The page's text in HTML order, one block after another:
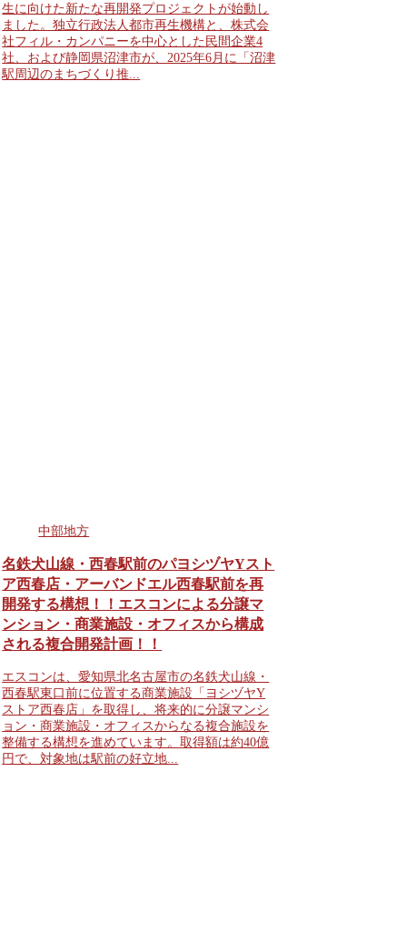
生に向けた新たな再開発プロジェクトが始動し
ました。独立行政法人都市再生機構と、株式会
社フィル・カンパニーを中心とした民間企業4
社、および静岡県沼津市が、2025年6月に「沼津
駅周辺のまちづくり推...
中部地方
名鉄犬山線・西春駅前のパヨシヅヤYスト
ア西春店・アーバンドエル西春駅前を再
開発する構想！！エスコンによる分譲マ
ンション・商業施設・オフィスから構成
される複合開発計画！！
エスコンは、愛知県北名古屋市の名鉄犬山線・
西春駅東口前に位置する商業施設「ヨシヅヤY
ストア西春店」を取得し、将来的に分譲マンシ
ョン・商業施設・オフィスからなる複合施設を
整備する構想を進めています。取得額は約40億
円で、対象地は駅前の好立地...